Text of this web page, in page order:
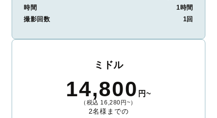
時間
1時間
撮影回数
1回
ミドル
14,800 円~
（税込 16,280円~）
2名様までの